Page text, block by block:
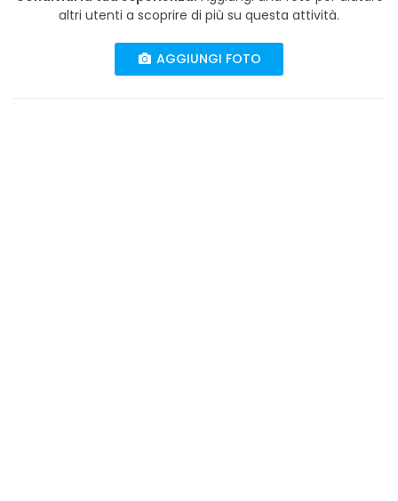
altri utenti a scoprire di più su questa attività.
AGGIUNGI FOTO